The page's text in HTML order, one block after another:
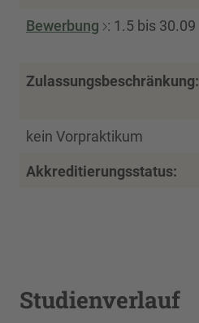
Bewerbung : 1.5 bis 30.09
Zulassungsbeschränkung:
kein Vorpraktikum
Akkreditierungsstatus:
Studienverlauf